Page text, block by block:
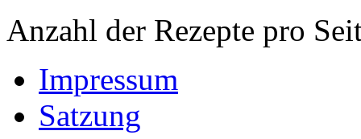
Anzahl der Rezepte pro
Impressum
Satzung